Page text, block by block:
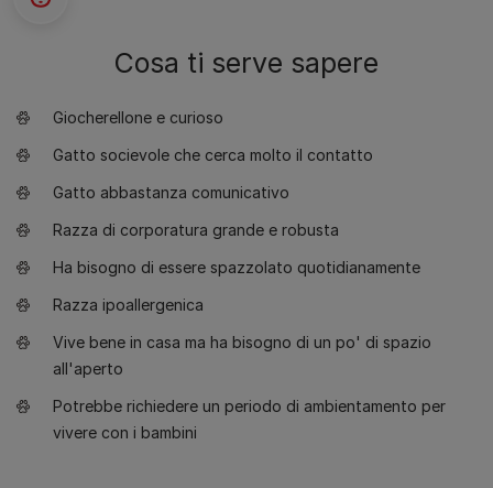
Cosa ti serve sapere
Giocherellone e curioso
Gatto socievole che cerca molto il contatto
Gatto abbastanza comunicativo
Razza di corporatura grande e robusta
Ha bisogno di essere spazzolato quotidianamente
Razza ipoallergenica
Vive bene in casa ma ha bisogno di un po' di spazio
all'aperto
Potrebbe richiedere un periodo di ambientamento per
vivere con i bambini